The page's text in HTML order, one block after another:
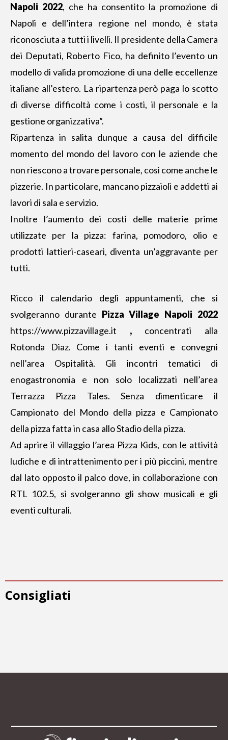
Napoli 2022, che ha consentito la promozione di
Napoli e dell’intera regione nel mondo, è stata
riconosciuta a tutti i livelli. Il presidente della Camera
dei Deputati, Roberto Fico, ha definito l’evento un
modello di valida promozione di una delle eccellenze
italiane all’estero. La ripartenza però paga lo scotto
di diverse difficoltà come i costi, il personale e la
gestione organizzativa”.
Ripartenza in salita dunque a causa del difficile
momento del mondo del lavoro con le aziende che
non riescono a trovare personale, così come anche le
pizzerie. In particolare, mancano pizzaioli e addetti ai
lavori di sala e servizio.
Inoltre l’aumento dei costi delle materie prime
utilizzate per la pizza: farina, pomodoro, olio e
prodotti lattieri-caseari, diventa un’aggravante per
tutti.
Ricco il calendario degli appuntamenti, che si
svolgeranno durante Pizza Village Napoli 2022
https://www.pizzavillage.it , concentrati alla
Rotonda Diaz. Come i tanti eventi e convegni
nell’area Ospitalità. Gli incontri tematici di
enogastronomia e non solo localizzati nell’area
Terrazza Pizza Tales. Senza dimenticare il
Campionato del Mondo della pizza e Campionato
della pizza fatta in casa allo Stadio della pizza.
Ad aprire il villaggio l’area Pizza Kids, con le attività
ludiche e di intrattenimento per i più piccini, mentre
dal lato opposto il palco dove, in collaborazione con
RTL 102.5, si svolgeranno gli show musicali e gli
eventi culturali.
Consigliati